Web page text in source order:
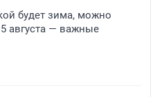
будет зима, можно
августа — важные